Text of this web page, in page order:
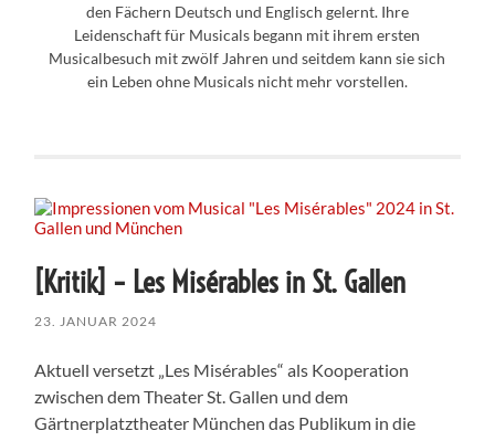
den Fächern Deutsch und Englisch gelernt. Ihre
Leidenschaft für Musicals begann mit ihrem ersten
Musicalbesuch mit zwölf Jahren und seitdem kann sie sich
ein Leben ohne Musicals nicht mehr vorstellen.
[Kritik] – Les Misérables in St. Gallen
23. JANUAR 2024
Aktuell versetzt „Les Misérables“ als Kooperation
zwischen dem Theater St. Gallen und dem
Gärtnerplatztheater München das Publikum in die